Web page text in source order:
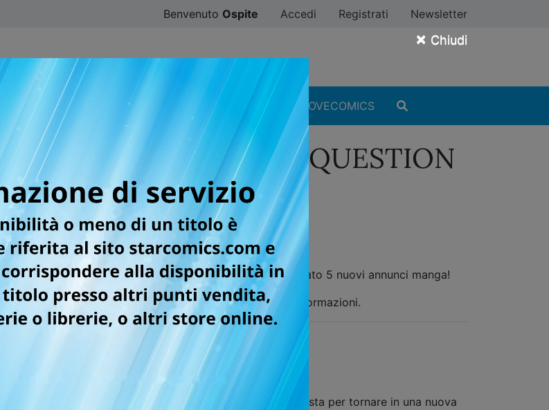
× Chiudi
Benvenuto Ospite Accedi Registrati Newsletter
SFOGLIA ONLINE DIGISTAR #ILOVEMANGA #ILOVECOMICS
SECONDO REVEAL & QUESTION
2021
degliSTAR DAYS 2021, tanto atteso da giorni, ha regalato 5 nuovi annunci manga!
ma intanto vi lasciamo con alcune, succose informazioni.
L’investigatore con gli occhiali più famoso dei manga sta per tornare in una nuova